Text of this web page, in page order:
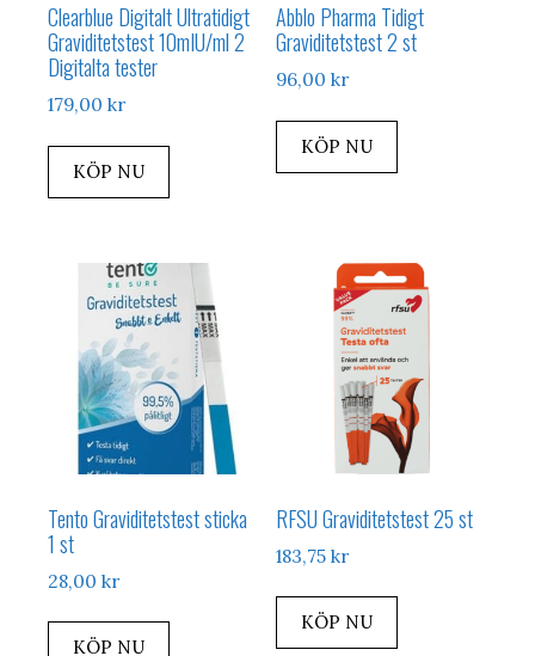
Clearblue Digitalt Ultratidigt
Graviditetstest 10mIU/ml 2
Digitalta tester
179,00 kr
KÖP NU
Abblo Pharma Tidigt
Graviditetstest 2 st
96,00kr
KÖP NU
Tento Graviditetstest sticka
1 st
28,00 kr
KÖP NU
RFSU Graviditetstest 25 st
183,75kr
KÖP NU